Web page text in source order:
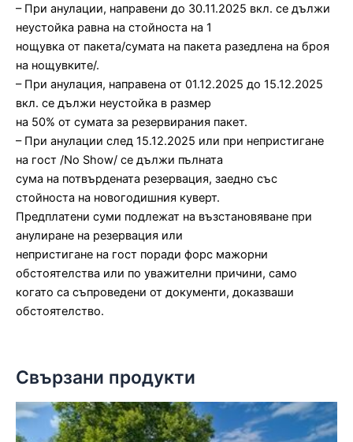
– При анулации, направени до 30.11.2025 вкл. се дължи
неустойка равна на стойноста на 1
нощувка от пакета/сумата на пакета разедлена на броя
на нощувките/.
– При анулация, направена от 01.12.2025 до 15.12.2025
вкл. се дължи неустойка в размер
на 50% от сумата за резервирания пакет.
– При анулации след 15.12.2025 или при непристигане
на гост /No Show/ се дължи пълната
сума на потвърдената резервация, заедно със
стойноста на новогодишния куверт.
Предплатени суми подлежат на възстановяване при
анулиране на резервация или
непристигане на гост поради форс мажорни
обстоятелства или по уважителни причини, само
когато са съпроведени от документи, доказваши
обстоятелство.
Свързани продукти